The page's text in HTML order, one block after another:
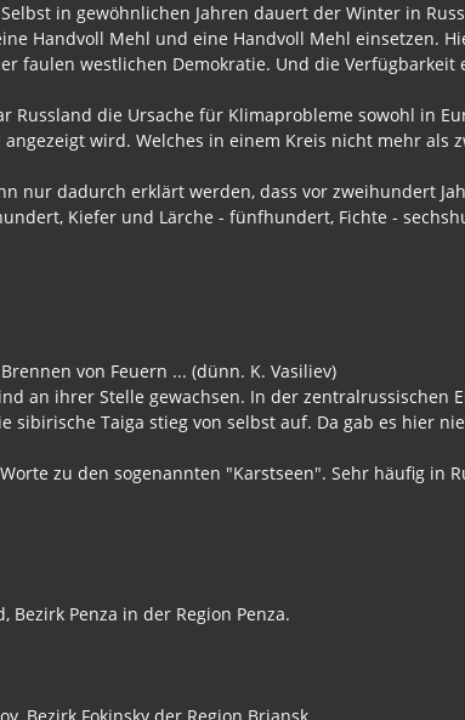
in gewöhnlichen Jahren dauert der Winter in
Handvoll Mehl und eine Handvoll Mehl einsetzen.
faulen westlichen Demokratie. Und die Verfügbarkeit
Russland die Ursache für Klimaprobleme sowohl in
wird. Welches in einem Kreis nicht mehr als
nur dadurch erklärt werden, dass vor zweihundert
Kiefer und Lärche - fünfhundert, Fichte -
von Feuern ... (dünn. K. Vasiliev)
an ihrer Stelle gewachsen. In der
sibirische Taiga stieg von selbst auf. Da gab es hier
zu den sogenannten "Karstseen". Sehr häufig in
Bezirk Penza in der Region Penza.